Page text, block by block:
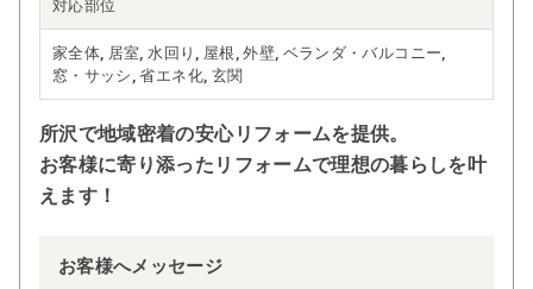
対応部位
家全体, 居室, 水回り, 屋根, 外壁, ベランダ・バルコニー,
窓・サッシ, 省エネ化, 玄関
所沢で地域密着の安心リフォームを提供。
お客様に寄り添ったリフォームで理想の暮らしを叶
えます！
お客様へメッセージ